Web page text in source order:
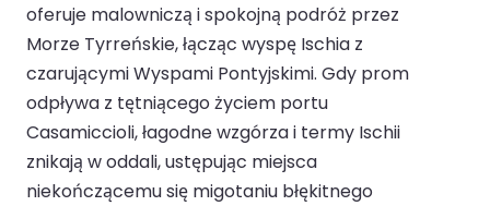
oferuje malowniczą i spokojną podróż przez
Morze Tyrreńskie, łącząc wyspę Ischia z
czarującymi Wyspami Pontyjskimi. Gdy prom
odpływa z tętniącego życiem portu
Casamiccioli, łagodne wzgórza i termy Ischii
znikają w oddali, ustępując miejsca
niekończącemu się migotaniu błękitnego